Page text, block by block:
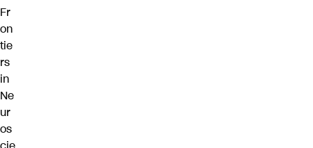
Fr
on
tie
rs
in
Ne
ur
os